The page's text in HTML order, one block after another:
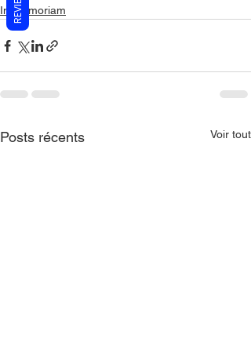
In memoriam
Posts récents Voir tout